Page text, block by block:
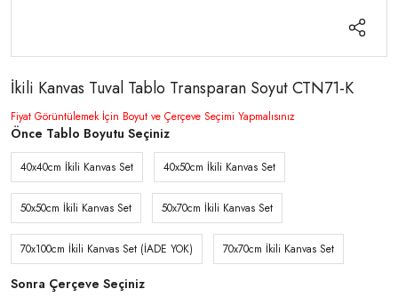
İkili Kanvas Tuval Tablo Transparan Soyut CTN71-K
Fiyat Görüntülemek İçin Boyut ve Çerçeve Seçimi Yapmalısınız
Önce Tablo Boyutu Seçiniz
40x40cm İkili Kanvas Set 40x50cm İkili Kanvas Set
50x50cm İkili Kanvas Set 50x70cm İkili Kanvas Set
70x100cm İkili Kanvas Set (İADE YOK) 70x70cm İkili Kanvas Set
Sonra Çerçeve Seçiniz